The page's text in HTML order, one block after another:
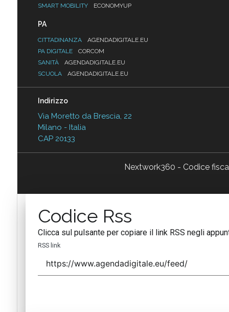
SMART MOBILITY
ECONOMYUP
PA
CITTADINANZA
AGENDADIGITALE.EU
PA DIGITALE
CORCOM
SANITÀ
AGENDADIGITALE.EU
SCUOLA
AGENDADIGITALE.EU
Indirizzo
Via Moretto da Brescia, 22
Milano - Italia
CAP 20133
Nextwork360 - Codice
Codice Rss
Clicca sul pulsante per copiare il link RSS negli
RSS link